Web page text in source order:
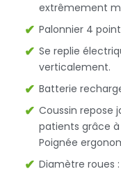
extrêmement
Palonnier 4
Se replie
verticalement.
Batterie
Coussin repose
patients grâce
Poignée
Diamètre roues